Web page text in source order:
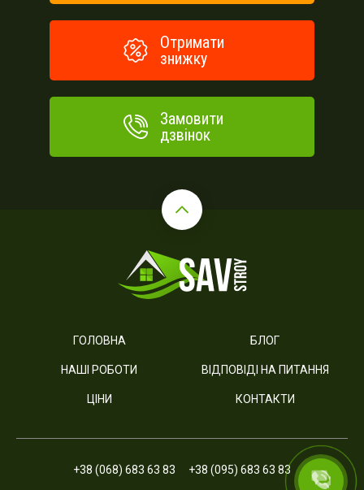
Отримати
знижку
Замовити
дзвінок
ГОЛОВНА
НАШІ РОБОТИ
ЦІНИ
БЛОГ
ВІДПОВІДІ НА ПИТАННЯ
КОНТАКТИ
+38 (068) 683 63 83 +38 (095) 683 63 83